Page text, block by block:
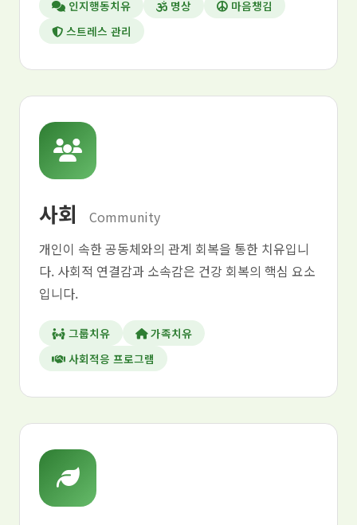
인지행동치유 명상
마음챙김
스트레스 관리
사회
Community
개인이 속한 공동체와의 관계 회복을 통한 치유입니
다. 사회적 연결감과 소속감은 건강 회복의 핵심 요소
입니다.
그룹치유
가족치유
사회적응 프로그램